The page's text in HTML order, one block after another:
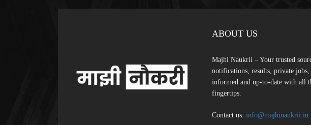
ABOUT US
Majhi Naukrii – Your trusted
notifications, results, private
informed and up-to-date with all
fingertips.
Contact us: info@majhinaukrii.in